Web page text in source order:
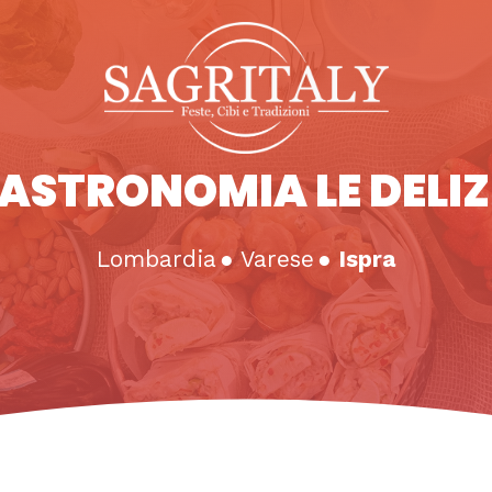
LE
Lombardia ●Varese ● Ispra